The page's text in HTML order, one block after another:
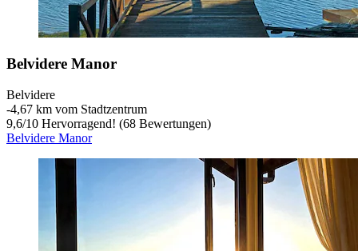
Belvidere Manor
Belvidere
‐4,67 km vom Stadtzentrum
9,6/10 Hervorragend! (68 Bewertungen)
Belvidere Manor